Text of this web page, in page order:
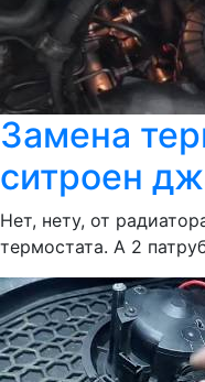
Замена
ситроен
Нет, нету, от
термостата. А 2